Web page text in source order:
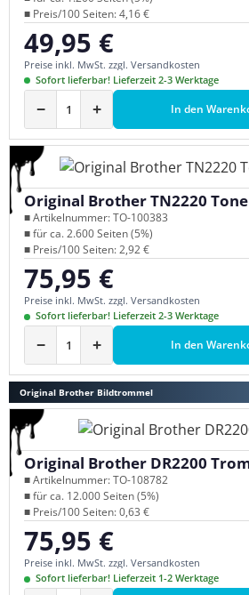
■ Preis/100 Seiten: 4,16 €
Regulärer Preis:
49,95 €
Preise inkl. MwSt. zzgl. Versandkosten
Sofort lieferbar! Lieferzeit 2-3 Werktage
− + In den
Original Brother TN2220
■ Artikelnummer: TO-100383
■ für ca. 2.600 Seiten (5%)
■ Preis/100 Seiten: 2,92 €
Regulärer Preis:
75,95 €
Preise inkl. MwSt. zzgl. Versandkosten
Sofort lieferbar! Lieferzeit 2-3 Werktage
− + In den
Original Brother Bildtrommel
Original Brother DR2200
■ Artikelnummer: TO-108782
■ für ca. 12.000 Seiten (5%)
■ Preis/100 Seiten: 0,63 €
Regulärer Preis:
75,95 €
Preise inkl. MwSt. zzgl. Versandkosten
Sofort lieferbar! Lieferzeit 1-2 Werktage